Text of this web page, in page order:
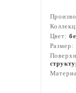
Цвет:
Размер: